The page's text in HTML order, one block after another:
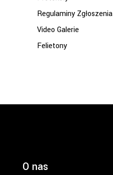
Regulaminy Zgłoszenia
Video Galerie
Felietony
O nas